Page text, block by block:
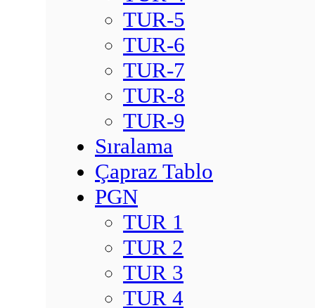
TUR-5
TUR-6
TUR-7
TUR-8
TUR-9
Sıralama
Çapraz Tablo
PGN
TUR 1
TUR 2
TUR 3
TUR 4